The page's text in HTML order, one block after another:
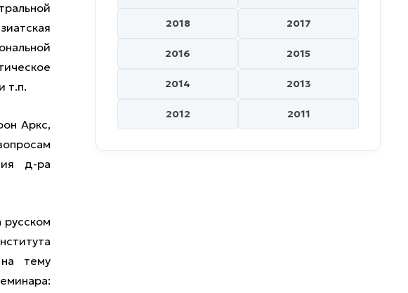
т.п.
Аркс,
д-ра
тему
2018 2017
2016 2015
2014 2013
2012 2011